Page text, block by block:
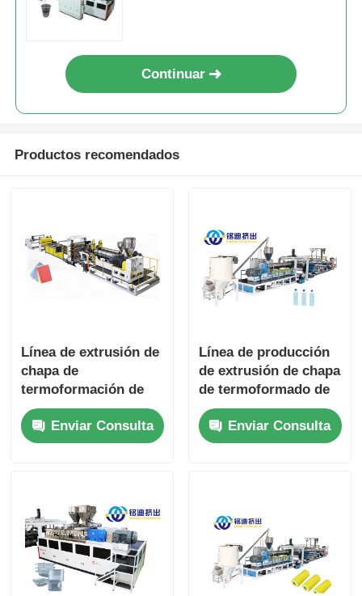
Continuar
Productos recomendados
Línea de extrusión de
chapa de
termoformación de
embalaje de
alimentos PP PS 350-
1500 kg/h Capacidad
Enviar Consulta
Línea de producción
de extrusión de chapa
de termoformado de
PP/PS tornillo doble
1220mm-2100mm
Enviar Consulta